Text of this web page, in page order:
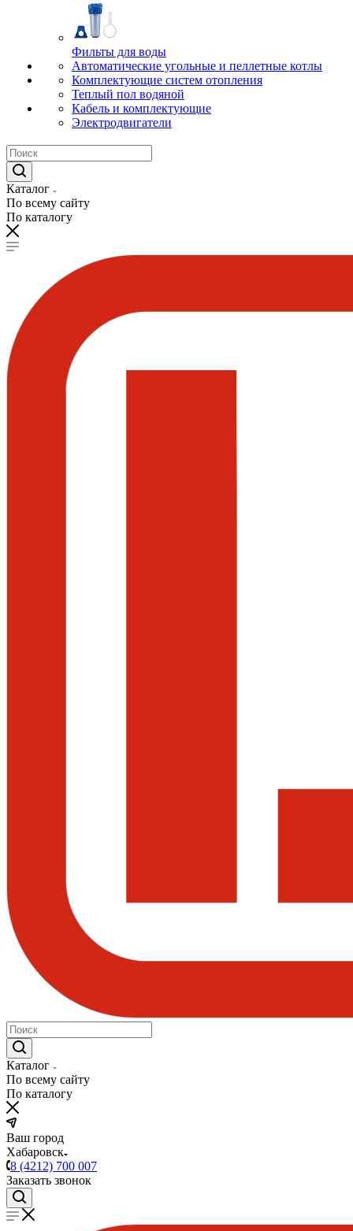
Фильты для воды
Автоматические угольные и пеллетные котлы
Комплектующие систем отопления
Теплый пол водяной
Кабель и комплектующие
Электродвигатели
Каталог
По всему сайту
По каталогу
Каталог
По всему сайту
По каталогу
Ваш город
Хабаровск
8 (4212) 700 007
Заказать звонок